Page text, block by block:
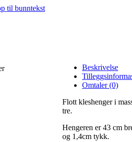
til bunntekst
Beskrivelse
Omtaler (0)
Flott kleshenger i
tre.
Hengeren er 43 cm
og 1,4cm tykk.